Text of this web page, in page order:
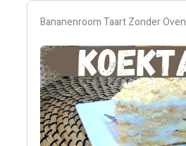
Bananenroom Taart Zonder Oven